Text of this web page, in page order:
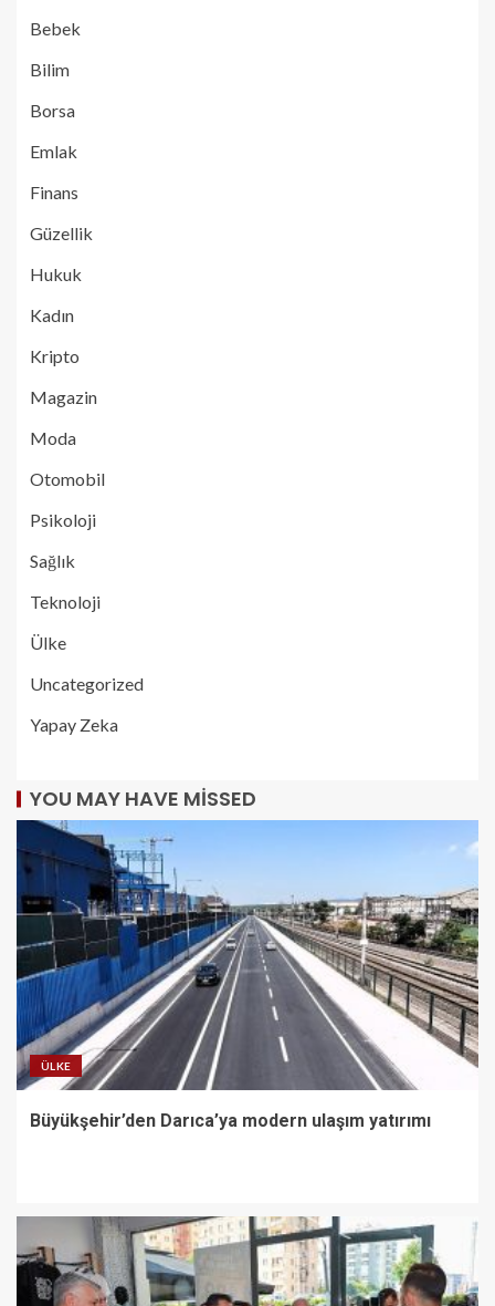
Bebek
Bilim
Borsa
Emlak
Finans
Güzellik
Hukuk
Kadın
Kripto
Magazin
Moda
Otomobil
Psikoloji
Sağlık
Teknoloji
Ülke
Uncategorized
Yapay Zeka
YOU MAY HAVE MISSED
ÜLKE
Büyükşehir’den Darıca’ya modern ulaşım yatırımı